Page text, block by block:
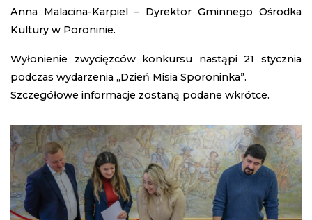
Anna Malacina-Karpiel – Dyrektor Gminnego Ośrodka
Kultury w Poroninie.
Wyłonienie zwycięzców konkursu nastąpi 21 stycznia
podczas wydarzenia „Dzień Misia Sporoninka”.
Szczegółowe informacje zostaną podane wkrótce.